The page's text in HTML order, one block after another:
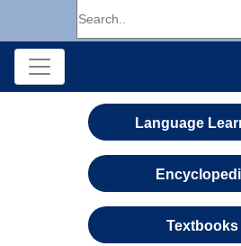
Language
Textbooks